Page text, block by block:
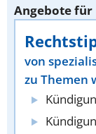
Angebote für
von
zu Themen